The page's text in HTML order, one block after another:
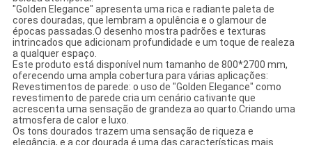
"Golden Elegance" apresenta uma rica e radiante paleta de
cores douradas, que lembram a opulência e o glamour de
épocas passadas.O desenho mostra padrões e texturas
intrincados que adicionam profundidade e um toque de realeza
a qualquer espaço.
Este produto está disponível num tamanho de 800*2700 mm,
oferecendo uma ampla cobertura para várias aplicações:
Revestimentos de parede: o uso de "Golden Elegance" como
revestimento de parede cria um cenário cativante que
acrescenta uma sensação de grandeza ao quarto.Criando uma
atmosfera de calor e luxo.
Os tons dourados trazem uma sensação de riqueza e
elegância, e a cor dourada é uma das características mais